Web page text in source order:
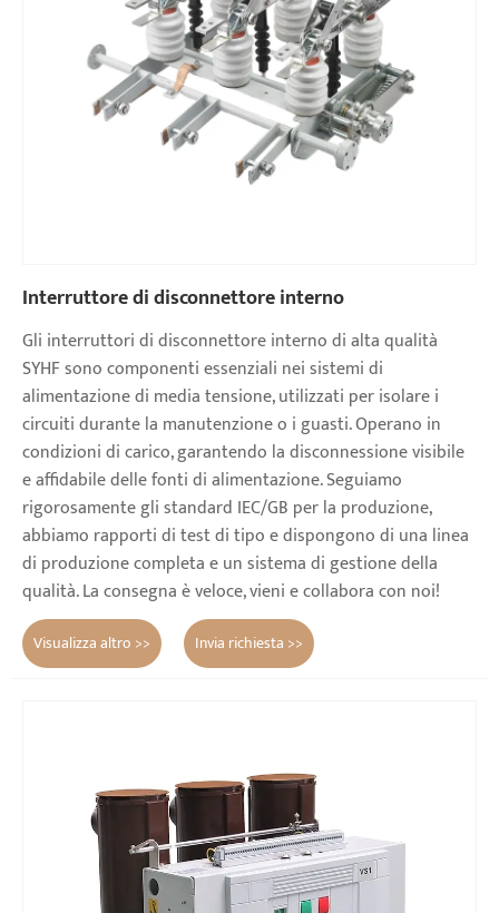
Interruttore di disconnettore interno
Gli interruttori di disconnettore interno di alta qualità
SYHF sono componenti essenziali nei sistemi di
alimentazione di media tensione, utilizzati per isolare i
circuiti durante la manutenzione o i guasti. Operano in
condizioni di carico, garantendo la disconnessione visibile
e affidabile delle fonti di alimentazione. Seguiamo
rigorosamente gli standard IEC/GB per la produzione,
abbiamo rapporti di test di tipo e dispongono di una linea
di produzione completa e un sistema di gestione della
qualità. La consegna è veloce, vieni e collabora con noi!
Visualizza altro >> Invia richiesta >>